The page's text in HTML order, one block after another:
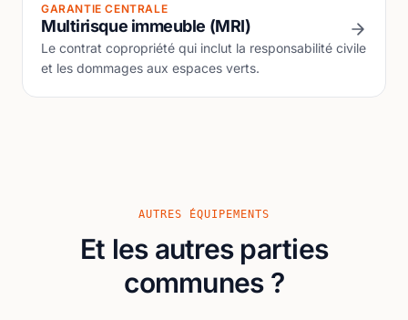
GARANTIE CENTRALE
Multirisque immeuble (MRI)
Le contrat copropriété qui inclut la responsabilité civile
et les dommages aux espaces verts.
AUTRES ÉQUIPEMENTS
Et les autres parties
communes ?